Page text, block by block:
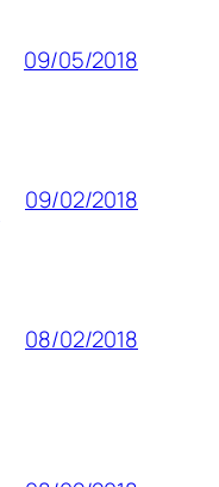
09/05/2018
09/02/2018
08/02/2018